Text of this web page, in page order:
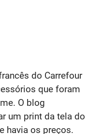
do Carrefour
que foram
O blog
um print da tela do
havia os preços.